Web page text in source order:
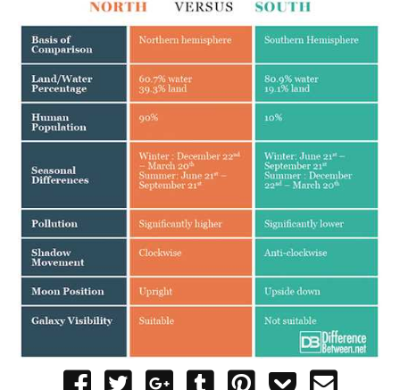
Share
Tweet
Share
Post
Pin
Add